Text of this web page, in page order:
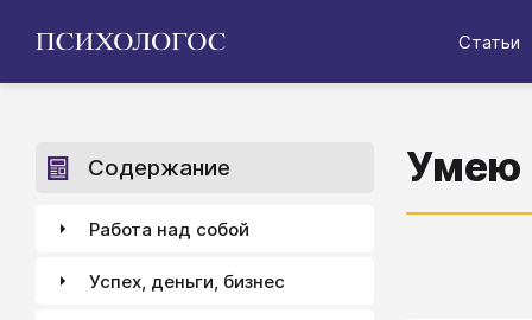
Статьи
Умею
Содержание
Работа над собой
Успех, деньги, бизнес